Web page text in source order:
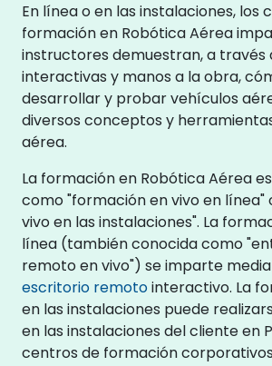
En línea o en las instalaciones, los
formación en Robótica Aérea
instructores demuestran, a través
interactivas y manos a la obra,
desarrollar y probar vehículos
diversos conceptos y
aérea.
La formación en Robótica Aérea
como "formación en vivo en línea"
vivo en las instalaciones". La
línea (también conocida como
remoto en vivo") se imparte
escritorio remotointeractivo. La
en las instalaciones puede
en las instalaciones del cliente en
centros de formación